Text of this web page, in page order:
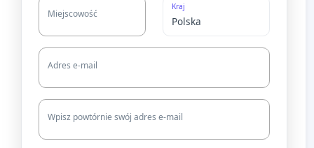
Miejscowość
Kraj
Adres e-mail
Wpisz powtórnie swój adres e-mail